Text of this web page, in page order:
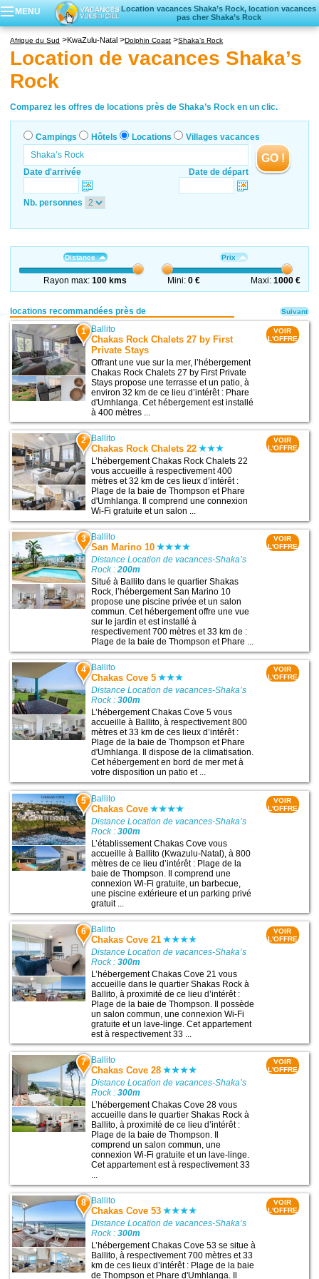
MENU
Location vacances Shaka’s Rock, location vacances
pas cher Shaka’s Rock
Locations vacances
Afrique du Sud KwaZulu-Natal Dolphin Coast Shaka’s Rock
Location de vacances Shaka’s
Rock
Comparez les offres de locations près de Shaka’s Rock en un clic.
Campings Hôtels Locations Villages vacances
Date d'arrivée Date de départ
GO !
Nb. personnes
Distance
Rayon max:100 kms
Prix
Mini:0 € Maxi: 1000 €
locations recommandées près de
1 Ballito
Chakas Rock Chalets 27 by First
Private Stays
Offrant une vue sur la mer, l’hébergement
Chakas Rock Chalets 27 by First Private
Stays propose une terrasse et un patio, à
environ 32 km de ce lieu d’intérêt : Phare
d'Umhlanga. Cet hébergement est installé
à 400 mètres ...
VOIR
L'OFFRE
2 Ballito
Chakas Rock Chalets 22
L’hébergement Chakas Rock Chalets 22
vous accueille à respectivement 400
mètres et 32 km de ces lieux d’intérêt :
Plage de la baie de Thompson et Phare
d'Umhlanga. Il comprend une connexion
Wi-Fi gratuite et un salon ...
VOIR
L'OFFRE
3 Ballito
San Marino 10
Distance Location de vacances-Shaka’s
Rock :200m
Situé à Ballito dans le quartier Shakas
Rock, l’hébergement San Marino 10
propose une piscine privée et un salon
commun. Cet hébergement offre une vue
sur le jardin et est installé à
respectivement 700 mètres et 33 km de :
Plage de la baie de Thompson et Phare ...
VOIR
L'OFFRE
4 Ballito
Chakas Cove 5
Distance Location de vacances-Shaka’s
Rock :300m
L’hébergement Chakas Cove 5 vous
accueille à Ballito, à respectivement 800
mètres et 33 km de ces lieux d’intérêt :
Plage de la baie de Thompson et Phare
d'Umhlanga. Il dispose de la climatisation.
Cet hébergement en bord de mer met à
votre disposition un patio et ...
VOIR
L'OFFRE
5 Ballito
Chakas Cove
Distance Location de vacances-Shaka’s
Rock :300m
L’établissement Chakas Cove vous
accueille à Ballito (Kwazulu-Natal), à 800
mètres de ce lieu d’intérêt : Plage de la
baie de Thompson. Il comprend une
connexion Wi-Fi gratuite, un barbecue,
une piscine extérieure et un parking privé
gratuit ...
VOIR
L'OFFRE
6 Ballito
Chakas Cove 21
Distance Location de vacances-Shaka’s
Rock :300m
L’hébergement Chakas Cove 21 vous
accueille dans le quartier Shakas Rock à
Ballito, à proximité de ce lieu d’intérêt :
Plage de la baie de Thompson. Il possède
un salon commun, une connexion Wi-Fi
gratuite et un lave-linge. Cet appartement
est à respectivement 33 ...
VOIR
L'OFFRE
7 Ballito
Chakas Cove 28
Distance Location de vacances-Shaka’s
Rock :300m
L’hébergement Chakas Cove 28 vous
accueille dans le quartier Shakas Rock à
Ballito, à proximité de ce lieu d’intérêt :
Plage de la baie de Thompson. Il
comprend un salon commun, une
connexion Wi-Fi gratuite et un lave-linge.
Cet appartement est à respectivement 33
...
VOIR
L'OFFRE
8 Ballito
Chakas Cove 53
Distance Location de vacances-Shaka’s
Rock :300m
L’hébergement Chakas Cove 53 se situe à
Ballito, à respectivement 700 mètres et 33
km de ces lieux d’intérêt : Plage de la baie
de Thompson et Phare d'Umhlanga. Il
VOIR
L'OFFRE
Suivant